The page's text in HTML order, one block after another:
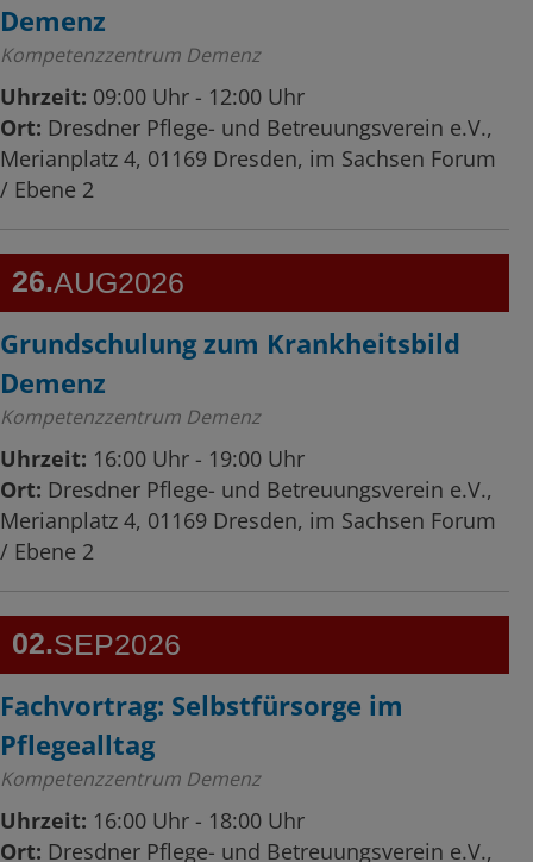
Demenz
Kompetenzzentrum Demenz
Uhrzeit: 09:00 Uhr - 12:00 Uhr
Ort: Dresdner Pflege- und Betreuungsverein e.V.,
Merianplatz 4, 01169 Dresden, im Sachsen Forum
/ Ebene 2
26 AUG2026
Grundschulung zum Krankheitsbild
Demenz
Kompetenzzentrum Demenz
Uhrzeit: 16:00 Uhr - 19:00 Uhr
Ort: Dresdner Pflege- und Betreuungsverein e.V.,
Merianplatz 4, 01169 Dresden, im Sachsen Forum
/ Ebene 2
02 SEP2026
Fachvortrag: Selbstfürsorge im
Pflegealltag
Kompetenzzentrum Demenz
Uhrzeit: 16:00 Uhr - 18:00 Uhr
Ort: Dresdner Pflege- und Betreuungsverein e.V.,